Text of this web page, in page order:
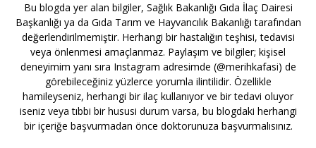
Bu blogda yer alan bilgiler, Sağlık Bakanlığı Gıda İlaç Dairesi
Başkanlığı ya da Gıda Tarım ve Hayvancılık Bakanlığı tarafından
değerlendirilmemiştir. Herhangi bir hastalığın teşhisi, tedavisi
veya önlenmesi amaçlanmaz. Paylaşım ve bilgiler; kişisel
deneyimim yanı sıra Instagram adresimde (@merihkafasi) de
görebileceğiniz yüzlerce yorumla ilintilidir. Özellikle
hamileyseniz, herhangi bir ilaç kullanıyor ve bir tedavi oluyor
iseniz veya tıbbi bir hususi durum varsa, bu blogdaki herhangi
bir içeriğe başvurmadan önce doktorunuza başvurmalısınız.